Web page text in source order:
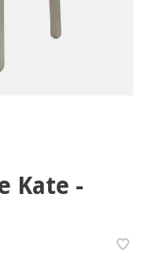
Kate -